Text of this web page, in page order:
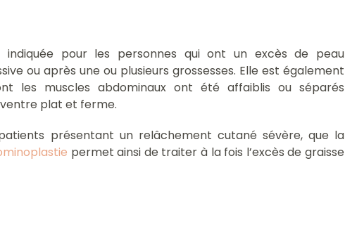
indiquée pour les personnes qui ont un excès de peau
ou après une ou plusieurs grossesses. Elle est également
les muscles abdominaux ont été affaiblis ou séparés
plat et ferme.
présentant un relâchement cutané sévère, que la
permet ainsi de traiter à la fois l’excès de graisse